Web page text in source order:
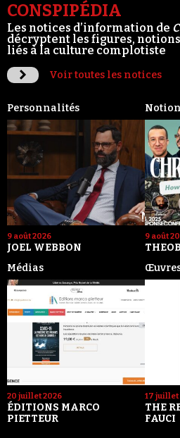
CONSPIPÉDIA
Les notices d’information de
décryptent les figures,
liés à la culture complotiste
Voir toutes les notices
Personnalités
9 août 2026
JOEL WEBBON
9 août
Médias
20 juillet 2026
ÉDITIONS MARCO
PIETTEUR
17 juillet
THE
FAUCI